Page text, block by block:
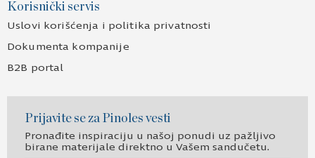
Korisnički servis
Uslovi korišćenja i politika privatnosti
Dokumenta kompanije
B2B portal
Prijavite se za Pinoles vesti
Pronađite inspiraciju u našoj ponudi uz pažljivo
birane materijale direktno u Vašem sandučetu.